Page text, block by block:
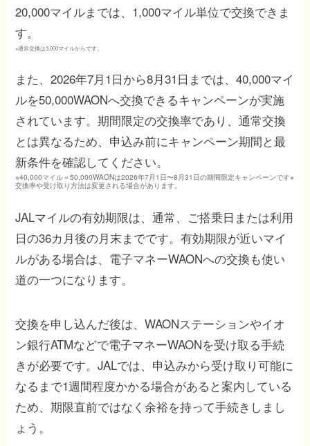
20,000マイルまでは、1,000マイル単位で交換できま
す。
※通常交換は3,000マイルからです。
また、2026年7月1日から8月31日までは、40,000マイ
ルを50,000WAONへ交換できるキャンペーンが実施
されています。期間限定の交換率であり、通常交換
とは異なるため、申込み前にキャンペーン期間と最
新条件を確認してください。
※40,000マイル＝50,000WAONは2026年7月1日〜8月31日の期間限定キャンペーンです※
交換率や受け取り方法は変更される場合があります。
JALマイルの有効期限は、通常、ご搭乗日または利用
日の36カ月後の月末までです。有効期限が近いマイ
ルがある場合は、電子マネーWAONへの交換も使い
道の一つになります。
交換を申し込んだ後は、WAONステーションやイオ
ン銀行ATMなどで電子マネーWAONを受け取る手続
きが必要です。JALでは、申込みから受け取り可能に
なるまで1週間程度かかる場合があると案内している
ため、期限直前ではなく余裕を持って手続きしまし
ょう。